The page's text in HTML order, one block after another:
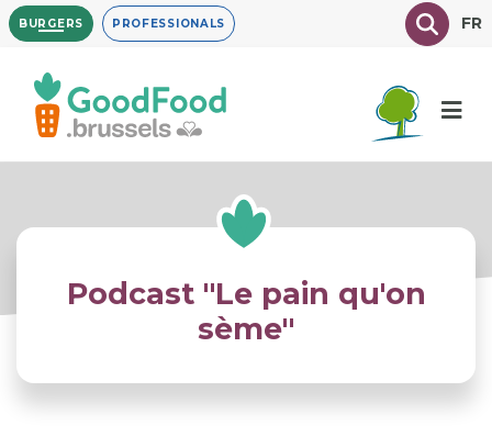
Overslaan
en
inhoud
gaan
BURGERS PROFESSIONALS TexteFR
Podcast "Le pain qu'on
sème"